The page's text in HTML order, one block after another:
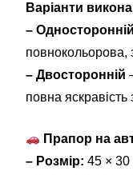
Варіанти
– Односторонній
повнокольорова,
– Двосторонній
повна яскравість
Прапор на
– Розмір: 45 × 30